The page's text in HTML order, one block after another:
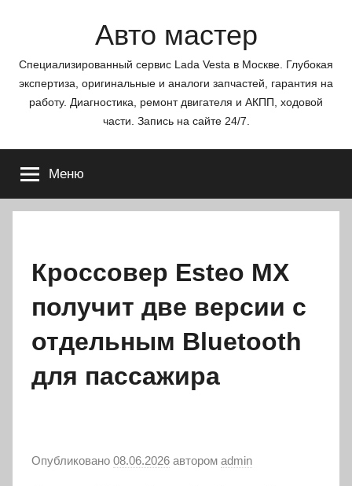
Авто мастер
Специализированный сервис Lada Vesta в Москве. Глубокая
экспертиза, оригинальные и аналоги запчастей, гарантия на
работу. Диагностика, ремонт двигателя и АКПП, ходовой
части. Запись на сайте 24/7.
Меню
Кроссовер Esteo МХ
получит две версии с
отдельным Bluetooth
для пассажира
Опубликовано 08.06.2026 автором admin